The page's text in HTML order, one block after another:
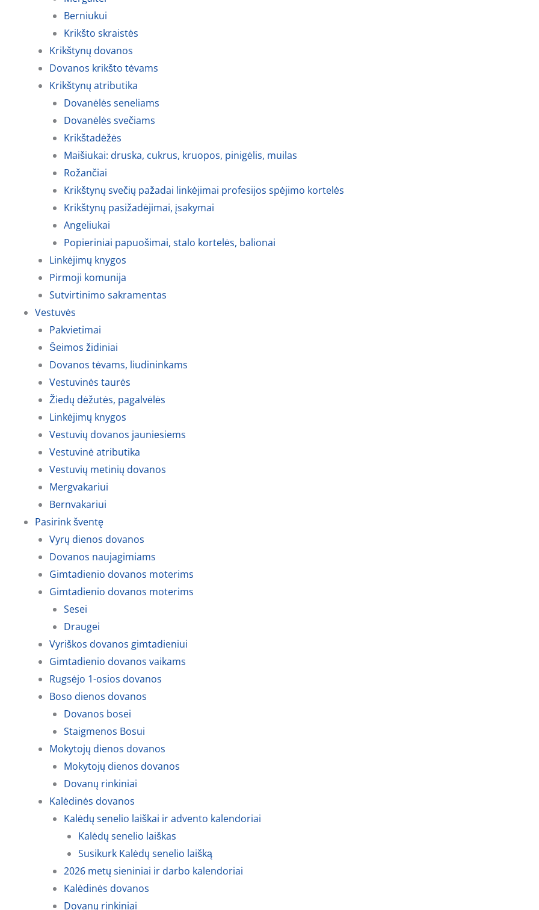
Berniukui
Krikšto skraistės
Krikštynų dovanos
Dovanos krikšto tėvams
Krikštynų atributika
Dovanėlės seneliams
Dovanėlės svečiams
Krikštadėžės
Maišiukai: druska, cukrus, kruopos, pinigėlis, muilas
Rožančiai
Krikštynų svečių pažadai linkėjimai profesijos spėjimo kortelės
Krikštynų pasižadėjimai, įsakymai
Angeliukai
Popieriniai papuošimai, stalo kortelės, balionai
Linkėjimų knygos
Pirmoji komunija
Sutvirtinimo sakramentas
Vestuvės
Pakvietimai
Šeimos židiniai
Dovanos tėvams, liudininkams
Vestuvinės taurės
Žiedų dėžutės, pagalvėlės
Linkėjimų knygos
Vestuvių dovanos jauniesiems
Vestuvinė atributika
Vestuvių metinių dovanos
Mergvakariui
Bernvakariui
Pasirink šventę
Vyrų dienos dovanos
Dovanos naujagimiams
Gimtadienio dovanos moterims
Gimtadienio dovanos moterims
Sesei
Draugei
Vyriškos dovanos gimtadieniui
Gimtadienio dovanos vaikams
Rugsėjo 1-osios dovanos
Boso dienos dovanos
Dovanos bosei
Staigmenos Bosui
Mokytojų dienos dovanos
Mokytojų dienos dovanos
Dovanų rinkiniai
Kalėdinės dovanos
Kalėdų senelio laiškai ir advento kalendoriai
Kalėdų senelio laiškas
Susikurk Kalėdų senelio laišką
2026 metų sieniniai ir darbo kalendoriai
Kalėdinės dovanos
Dovanų rinkiniai